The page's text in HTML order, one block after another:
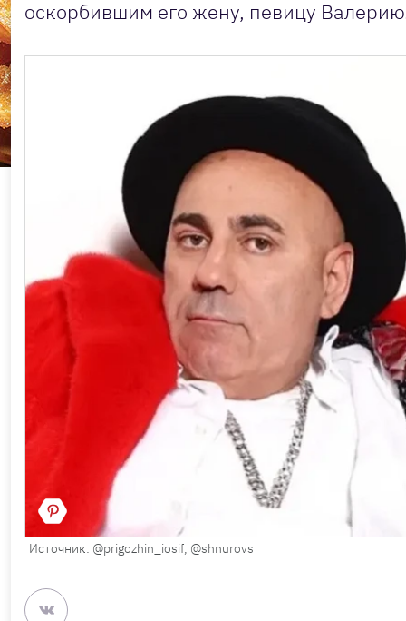
оскорбившим его жену, певицу
Источник: @prigozhin_iosif, @shnurovs